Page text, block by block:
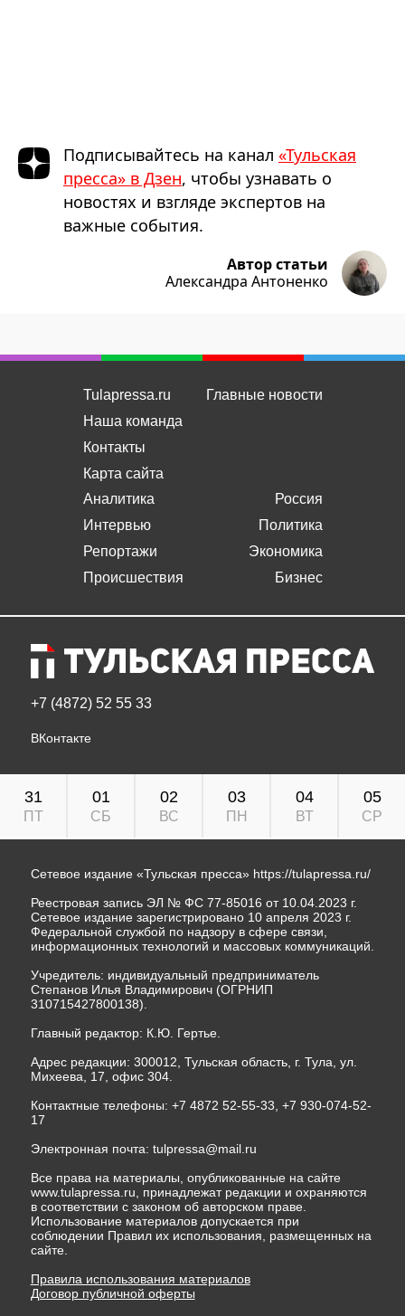
Подписывайтесь на канал «Тульская
пресса» в Дзен, чтобы узнавать о
новостях и взгляде экспертов на
важные события.
Автор статьи
Александра Антоненко
Tulapressa.ru
Наша команда
Контакты
Карта сайта
Главные новости
Аналитика
Интервью
Репортажи
Происшествия
Россия
Политика
Экономика
Бизнес
+7 (4872) 52 55 33
ВКонтакте
31
ПТ
01
СБ
02
ВС
03
ПН
04
ВТ
05
СР
Сетевое издание «Тульская пресса» https://tulapressa.ru/
Реестровая запись ЭЛ № ФС 77-85016 от 10.04.2023 г.
Сетевое издание зарегистрировано 10 апреля 2023 г.
Федеральной службой по надзору в сфере связи,
информационных технологий и массовых коммуникаций.
Учредитель: индивидуальный предприниматель
Степанов Илья Владимирович (ОГРНИП
310715427800138).
Главный редактор: К.Ю. Гертье.
Адрес редакции: 300012, Тульская область, г. Тула, ул.
Михеева, 17, офис 304.
Контактные телефоны: +7 4872 52-55-33, +7 930-074-52-
17
Электронная почта: tulpressa@mail.ru
Все права на материалы, опубликованные на сайте
www.tulapressa.ru, принадлежат редакции и охраняются
в соответствии с законом об авторском праве.
Использование материалов допускается при
соблюдении Правил их использования, размещенных на
сайте.
Правила использования материалов
Договор публичной оферты